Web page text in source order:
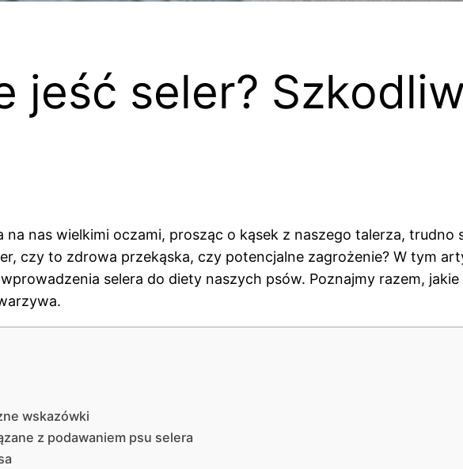
jeść seler?
nas wielkimi oczami, prosząc o kąsek z naszego talerza, trudno
czy to zdrowa przekąska, czy potencjalne zagrożenie? W tym
selera do diety naszych psów. Poznajmy razem,
wskazówki
z podawaniem psu selera